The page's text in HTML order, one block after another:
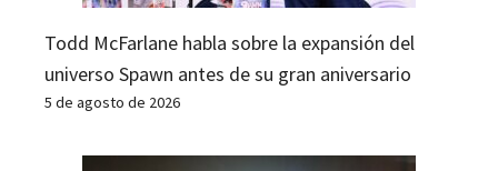
Todd McFarlane habla sobre la expansión del
universo Spawn antes de su gran aniversario
5 de agosto de 2026